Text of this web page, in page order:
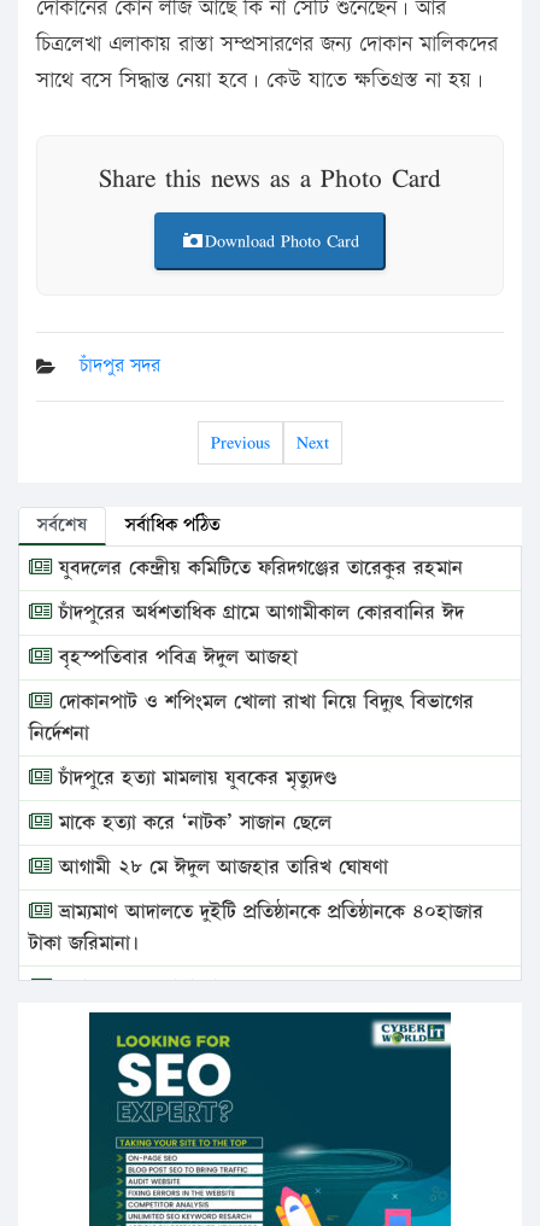
দোকানের কোন লীজ আছে কি না সেটি শুনেছেন। আর
চিত্রলেখা এলাকায় রাস্তা সম্প্রসারণের জন্য দোকান মালিকদের
সাথে বসে সিদ্ধান্ত নেয়া হবে। কেউ যাতে ক্ষতিগ্রস্ত না হয়।
Share this news as a Photo Card
Download Photo Card
চাঁদপুর সদর
Previous Next
সর্বশেষ সর্বাধিক পঠিত
যুবদলের কেন্দ্রীয় কমিটিতে ফরিদগঞ্জের তারেকুর রহমান
চাঁদপুরের অর্ধশতাধিক গ্রামে আগামীকাল কোরবানির ঈদ
বৃহস্পতিবার পবিত্র ঈদুল আজহা
দোকানপাট ও শপিংমল খোলা রাখা নিয়ে বিদ্যুৎ বিভাগের
নির্দেশনা
চাঁদপুরে হত্যা মামলায় যুবকের মৃত্যুদণ্ড
মাকে হত্যা করে ‘নাটক’ সাজান ছেলে
আগামী ২৮ মে ঈদুল আজহার তারিখ ঘোষণা
ভ্রাম্যমাণ আদালতে দুইটি প্রতিষ্ঠানকে প্রতিষ্ঠানকে ৪০হাজার
টাকা জরিমানা।
এবার লঞ্চের ভাড়া বাড়ল
১৭ থেকে ২১ শতাংশ বিদ্যুতের দাম বাড়ানোর প্রস্তাব পিডিবির
১৬ মে চাঁদপুর ও ২৫ মে ফেনী সফরে যাবেন প্রধানমন্ত্রী
উচ্চশিক্ষায় গৌরবময় অর্জন: পূর্ণ স্কলারশিপে যুক্তরাষ্ট্রে
পিএইচডি করছেন কুয়েটের কৃতি…
সারা দেশে বজ্রাঘাতে ১৪ জনের প্রাণহানি